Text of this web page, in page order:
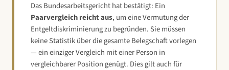
Das Bundesarbeitsgericht hat bestätigt: Ein
Paarvergleich reicht aus, um eine Vermutung der
Entgeltdiskriminierung zu begründen. Sie müssen
keine Statistik über die gesamte Belegschaft vorlegen
— ein einziger Vergleich mit einer Person in
vergleichbarer Position genügt. Dies gilt auch für